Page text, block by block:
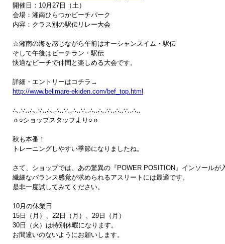
開催日：10月27日（土）
会場：湘南ひらつかビーチパーク
内容：クラス別の駅伝リレー大会
☆湘南の海を感じながら午前はオーシャンスイム・駅伝
そして午後はビーチラン・駅伝
快適なビーチで仲間と楽しめる大会です。
http://www.bellmare-ekiden.com/bef_top.html
∴‥∵‥∴‥∵‥∴‥∴‥∵‥∴‥∵‥∴‥∴‥∵‥∴‥∵‥∴‥
ｏ○ショップスタッフより○ｏ
秋も本番！
トレーニングしやすい季節になりましたね。
さて、ショップでは、あの驚異の『POWER POSITION』インソールが
繊細なバランス感覚が求められるアスリートには最適です。
是非一度試してみてください。
10月の休業日
15日（月）、22日（月）、29日（月）
30日（火）は特別休暇になります。
お間違いのないようにお願いします。